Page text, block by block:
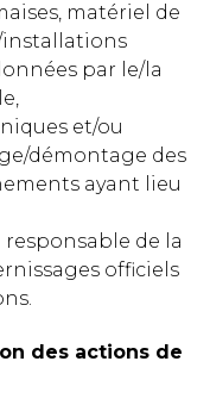
matériel de
installations
par le/la
et/ou
démontage des
ayant lieu
de la
officiels
des actions de